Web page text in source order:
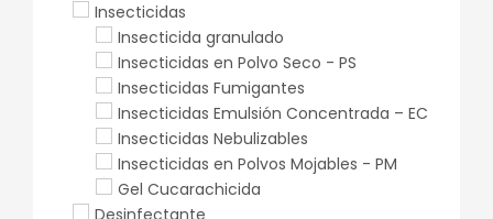
Insecticidas
Insecticida granulado
Insecticidas en Polvo Seco - PS
Insecticidas Fumigantes
Insecticidas Emulsión Concentrada – EC
Insecticidas Nebulizables
Insecticidas en Polvos Mojables - PM
Gel Cucarachicida